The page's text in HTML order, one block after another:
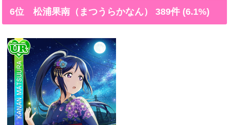
6位 松浦果南（まつうらかなん） 389件 (6.1%)